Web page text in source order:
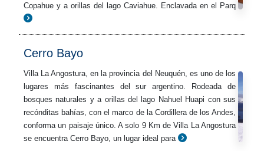
Copahue y a orillas del lago Caviahue. Enclavada en el Parq
Cerro Bayo
Villa La Angostura, en la provincia del Neuquén, es uno de los
lugares más fascinantes del sur argentino. Rodeada de
bosques naturales y a orillas del lago Nahuel Huapi con sus
recónditas bahías, con el marco de la Cordillera de los Andes,
conforma un paisaje único. A solo 9 Km de Villa La Angostura
se encuentra Cerro Bayo, un lugar ideal para